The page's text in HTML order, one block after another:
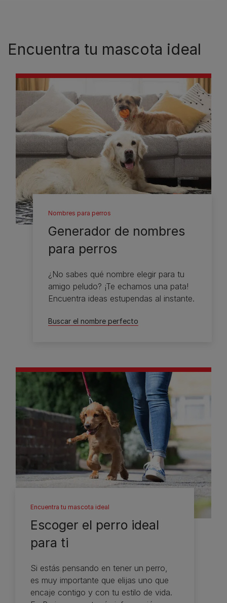
Encuentra tu mascota ideal
Nombres para perros
Generador de nombres
para perros
¿No sabes qué nombre elegir para tu
amigo peludo? ¡Te echamos una pata!
Encuentra ideas estupendas al instante.
Buscar el nombre perfecto
Encuentra tu mascota ideal
Escoger el perro ideal
para ti
Si estás pensando en tener un perro,
es muy importante que elijas uno que
encaje contigo y con tu estilo de vida.